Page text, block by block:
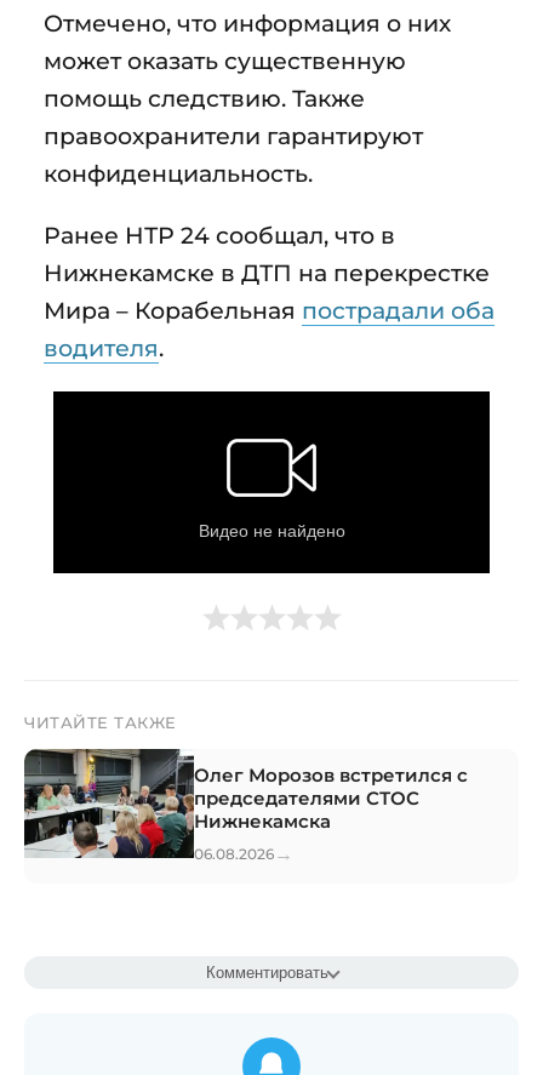
Отмечено, что информация о них
может оказать существенную
помощь следствию. Также
правоохранители гарантируют
конфиденциальность.
Ранее НТР 24 сообщал, что в
Нижнекамске в ДТП на перекрестке
Мира – Корабельная пострадали оба
водителя.
ЧИТАЙТЕ ТАКЖЕ
Олег Морозов встретился с
председателями СТОС
Нижнекамска
06.08.2026 →
Комментировать